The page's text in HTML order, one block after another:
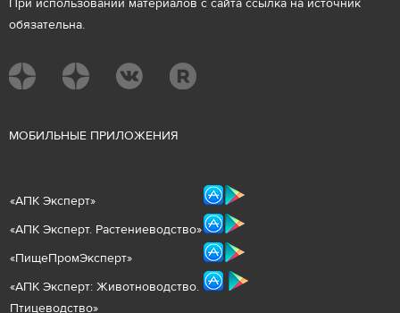
При использовании материалов с сайта ссылка на источник
обязательна.
МОБИЛЬНЫЕ ПРИЛОЖЕНИЯ
«АПК Эксперт»
«АПК Эксперт. Растениеводство»
«ПищеПромЭксперт»
«АПК Эксперт: Животноводство.
Птицеводство»